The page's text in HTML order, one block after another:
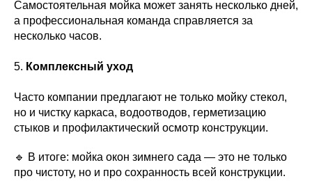
Самостоятельная мойка может занять несколько дней,
а профессиональная команда справляется за
несколько часов.
5. Комплексный уход
Часто компании предлагают не только мойку стекол,
но и чистку каркаса, водоотводов, герметизацию
стыков и профилактический осмотр конструкции.
🔹 В итоге: мойка окон зимнего сада — это не только
про чистоту, но и про сохранность всей конструкции.